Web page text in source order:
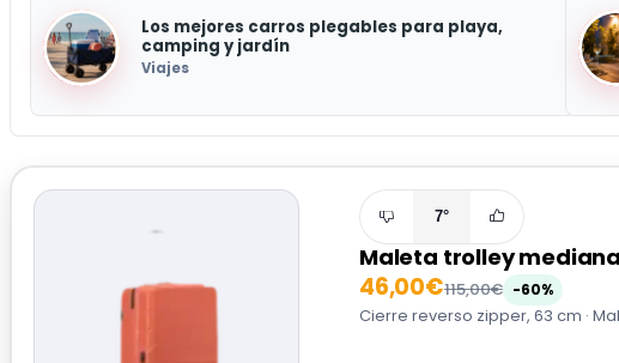
Los mejores carros plegables para playa,
camping y jardín
Viajes
7°
Maleta trolley mediana
46,00€115,00€ -60%
Cierre reverso zipper, 63 cm ·